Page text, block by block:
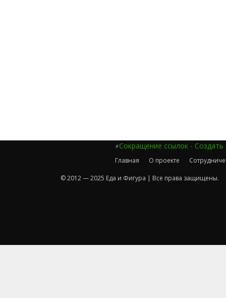
⚡Сокращение ссылок - Создать
Главная О проекте
© 2012 — 2025 Еда и Фигура | Все права защищены.